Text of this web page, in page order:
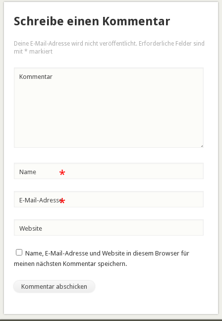
Schreibe einen Kommentar
Deine E-Mail-Adresse wird nicht veröffentlicht. Erforderliche Felder sind
mit * markiert
Kommentar
Name *
E-Mail-Adresse*
Website
Name, E-Mail-Adresse und Website in diesem Browser für
meinen nächsten Kommentar speichern.